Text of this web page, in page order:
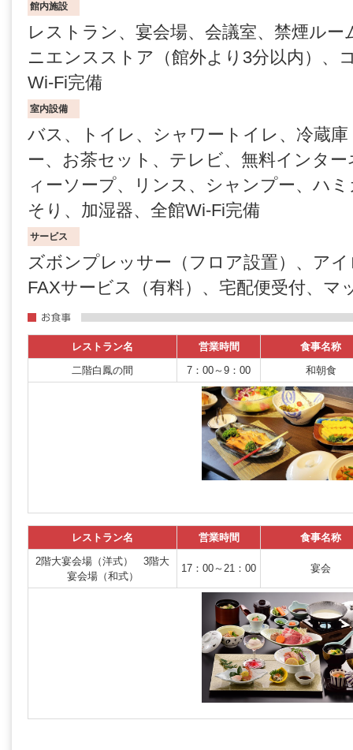
館内施設
レストラン、宴会場、会議室、禁煙ル
ニエンスストア（館外より3分以内）、
Wi-Fi完備
室内設備
バス、トイレ、シャワートイレ、冷蔵
ー、お茶セット、テレビ、無料インタ
ィーソープ、リンス、シャンプー、ハ
そり、加湿器、全館Wi-Fi完備
サービス
ズボンプレッサー（フロア設置）、ア
FAXサービス（有料）、宅配便受付、マ
レストラン名 営業時間
食事名称
二階白鳳の間
7：00～9：00 和朝食
レストラン名 営業時間
食事名称
2階大宴会場（洋式） 3階大
宴会場（和式）
17：00～21：00 宴会